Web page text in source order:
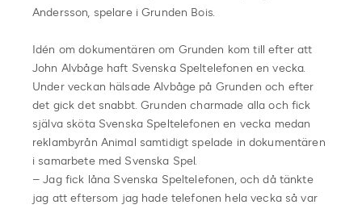
Andersson, spelare i Grunden Bois.
Idén om dokumentären om Grunden kom till efter att
John Alvbåge haft Svenska Speltelefonen en vecka.
Under veckan hälsade Alvbåge på Grunden och efter
det gick det snabbt. Grunden charmade alla och fick
själva sköta Svenska Speltelefonen en vecka medan
reklambyrån Animal samtidigt spelade in dokumentären
i samarbete med Svenska Spel.
– Jag fick låna Svenska Speltelefonen, och då tänkte
jag att eftersom jag hade telefonen hela vecka så var